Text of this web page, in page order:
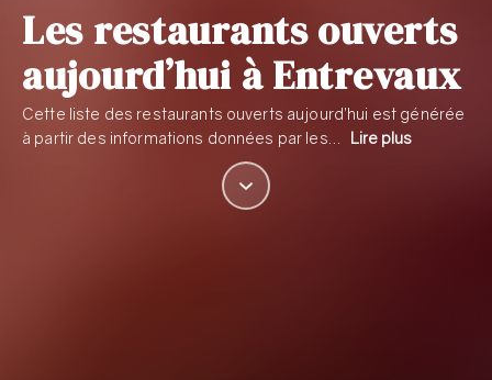
Les restaurants ouverts
aujourd’hui à Entrevaux
Cette liste des restaurants ouverts aujourd’hui est générée
à partir des informations données par les…
Lire plus